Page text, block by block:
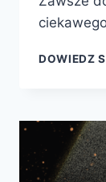
DOWIEDZ